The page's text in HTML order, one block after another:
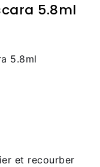
5.8ml
5.8ml
et recourber